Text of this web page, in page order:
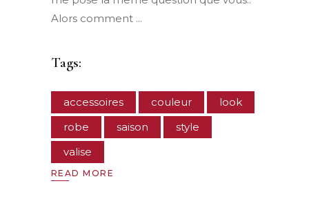
Alors comment
Tags:
accessoires couleur
look
robe
saison
style
valise
READ MORE